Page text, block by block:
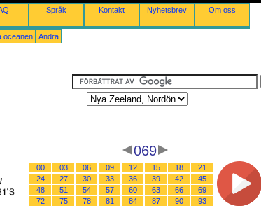
Språk Kontakt Nyhetsbrev Om oss
oceanen Andra
069
00 03 06 09 12 15 18
21
24
27 30 33 36 39 42
45
48
51 54 57 60 63 66
69
72
75 78 81 84 87 90 93